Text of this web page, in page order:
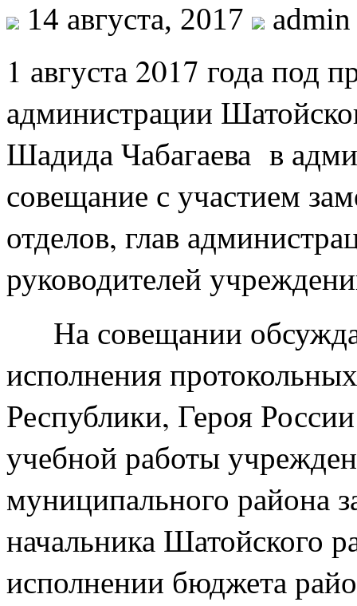
14 августа, 2017
1 августа 2017 года под
администрации
Шадида Чабагаева в
совещание с участием
отделов, глав
руководителей
На совещании
исполнения
Республики, Героя
учебной работы
муниципального района
начальника Шатойского
исполнении бюджета